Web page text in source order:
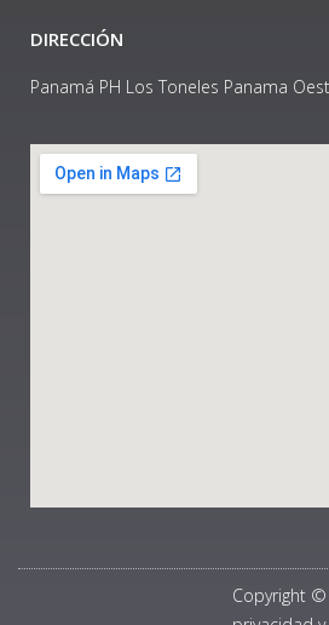
DIRECCIÓN
Panamá PH Los Toneles Panama
Copyright